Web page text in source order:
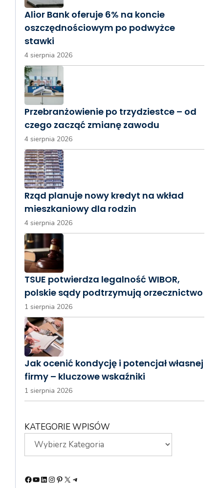
Alior Bank oferuje 6% na koncie
oszczędnościowym po podwyżce
stawki
4 sierpnia 2026
Przebranżowienie po trzydziestce – od
czego zacząć zmianę zawodu
4 sierpnia 2026
Rząd planuje nowy kredyt na wkład
mieszkaniowy dla rodzin
4 sierpnia 2026
TSUE potwierdza legalność WIBOR,
polskie sądy podtrzymują orzecznictwo
1 sierpnia 2026
Jak ocenić kondycję i potencjał własnej
firmy – kluczowe wskaźniki
1 sierpnia 2026
KATEGORIE WPISÓW
Facebook
YouTube
LinkedIn
Instagram
Pinterest
X Telegram